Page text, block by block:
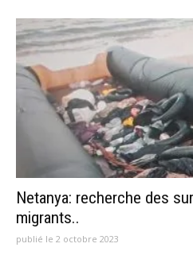
Netanya: recherche des
migrants..
publié le 2 octobre 2023